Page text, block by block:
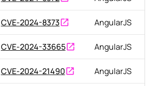
CVE-2024-8373 AngularJS
CVE-2024-33665 AngularJS
CVE-2024-21490 AngularJS